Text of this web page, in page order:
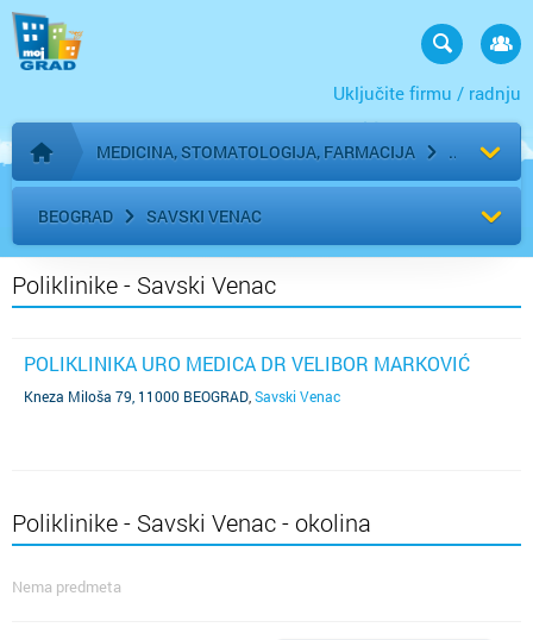
Uključite firmu / radnju
Početna stranica
MEDICINA, STOMATOLOGIJA, FARMACIJA
BEOGRAD SAVSKI VENAC
Poliklinike - Savski Venac
POLIKLINIKA URO MEDICA DR VELIBOR MARKOVIĆ
Kneza Miloša 79, 11000 BEOGRAD Savski Venac
Poliklinike - Savski Venac - okolina
Nema predmeta